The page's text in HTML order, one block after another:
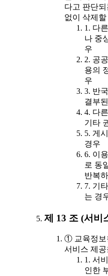
다고 판단
없이 삭제
1. 다
나 중
우
2. 공
용의
우
3. 반
결부
4. 다
기타
5. 게
경우
6. 이
로 동
반복
7. 기
는 경
제 13 조 (서비
① 교육정보
서비스 제
1. 서
인한